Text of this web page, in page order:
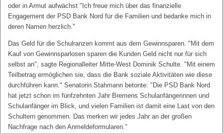
oder in Armut aufwächst "Ich freue mich über das finanzielle
Engagement der PSD Bank Nord für die Familien und bedanke mich in
deren Namen herzlich."
Das Geld für die Schulranzen kommt aus dem Gewinnsparen. "Mit dem
Kauf von Gewinnsparlosen sparen die Kunden Geld nicht nur für sich
selbst an", sagte Regionalleiter Mitte-West Dominik Schulte. "Mit einem
Teilbetrag ermöglichen sie, dass die Bank soziale Aktivitäten wie diese
durchführen kann." Senatorin Stahmann betonte: "Die PSD Bank Nord
hat jetzt schon im fünfzehnten Jahr Bremens Schulanfängerinnen und
Schulanfänger im Blick, und vielen Familien ist damit eine Last von den
Schultern genommen. Das merken wir jedes Jahr an der großen
Nachfrage nach den Anmeldeformularen."